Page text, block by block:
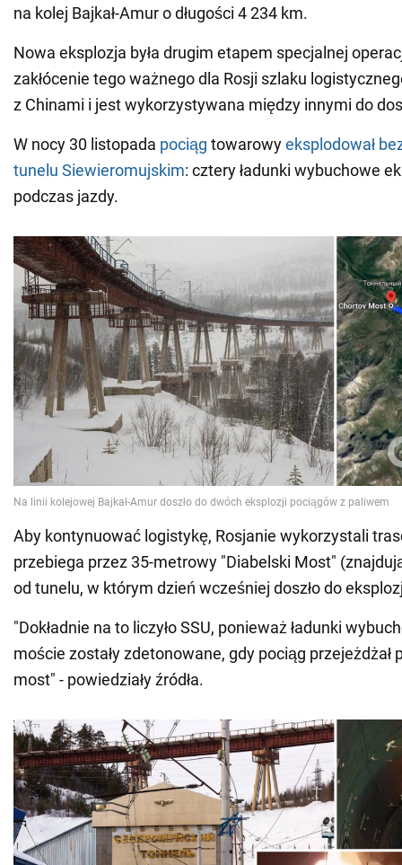
na kolej Bajkał-Amur o długości 4 234 km.
Nowa eksplozja była drugim etapem specjalnej
zakłócenie tego ważnego dla Rosji szlaku
z Chinami i jest wykorzystywana między innymi do
W nocy 30 listopada pociąg towarowyeksplodował
tunelu Siewieromujskim: cztery ładunki wybuchowe
podczas jazdy.
Aby kontynuować logistykę, Rosjanie wykorzystali
przebiega przez 35-metrowy "Diabelski Most"
od tunelu, w którym dzień wcześniej doszło do
"Dokładnie na to liczyło SSU, ponieważ ładunki
moście zostały zdetonowane, gdy pociąg przejeżdżał
most" - powiedziały źródła.